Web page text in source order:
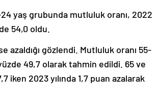
yaş grubunda mutluluk oranı, 2022
54,0 oldu.
azaldığı gözlendi. Mutluluk oranı 55-
49,7 olarak tahmin edildi. 65 ve
iken 2023 yılında 1,7 puan azalarak